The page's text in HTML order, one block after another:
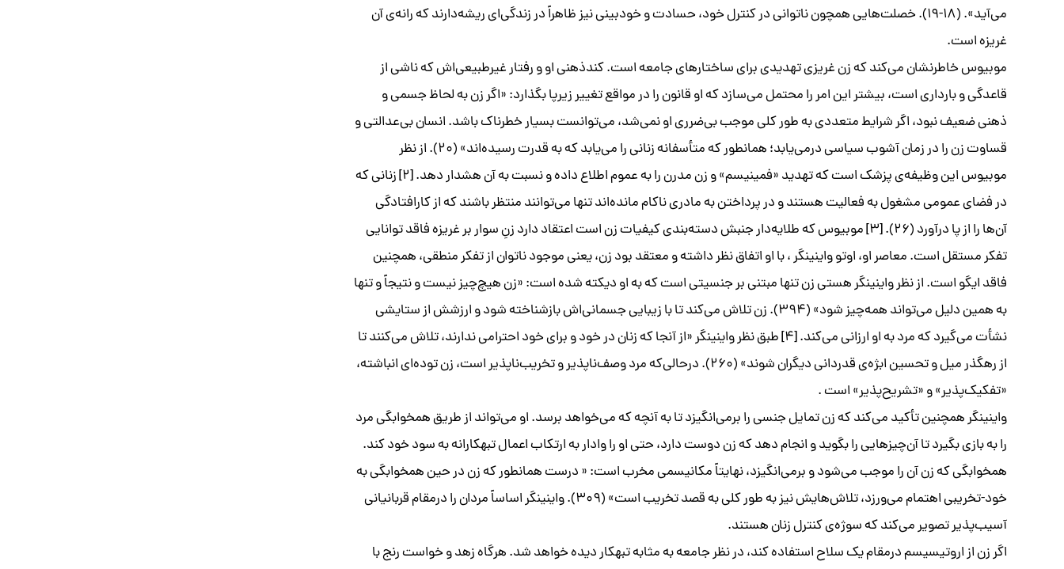
می‌آید». (۱۸-۱۹). خصلت‌هایی همچون ناتوانی در کنترل خود، حسادت و خودبینی نیز ظاهراً در زندگی‌ای ریشه‌دارند که رانه‌ی آن
غریزه است.
موبیوس خاطرنشان می‌کند که زن غریزی تهدیدی برای ساختارهای جامعه است. کندذهنی او و رفتار غیرطبیعی‌اش که ناشی از
قاعدگی و بارداری است، بیشتر این امر را محتمل می‌سازد که او قانون را در مواقع تغییر زیرپا بگذارد: «اگر زن به لحاظ جسمی و
ذهنی ضعیف نبود، اگر شرایط متعددی به طور کلی موجب بی‌ضرری او نمی‌شد، می‌توانست بسیار خطرناک باشد. انسان بی‌عدالتی و
قساوت زن را در زمان آشوب سیاسی درمی‌یابد؛ همانطور که متأسفانه زنانی را می‌یابد که به قدرت رسیده‌اند» (۲۰). از نظر
موبیوس این وظیفه‌ی پزشک است که تهدید «فمینیسم» و زن مدرن را به عموم اطلاع داده و نسبت به آن هشدار دهد. [۲] زنانی که
در فضای عمومی مشغول به فعالیت هستند و در پرداختن به مادری ناکام مانده‌اند تنها می‌توانند منتظر باشند که از کارافتادگی
آن‌ها را از پا درآورد (۲۶). [۳] موبیوس که طلایه‌دار جنبش دسته‌بندی کیفیات زن است اعتقاد دارد زنِ سوار بر غریزه فاقد توانایی
تفکر مستقل است. معاصر او، اوتو واینینگر ، با او اتفاق نظر داشته و معتقد بود زن، یعنی موجود ناتوان از تفکر منطقی، همچنین
فاقد ایگو است. از نظر واینینگر هستی زن تنها مبتنی بر جنسیتی است که به او دیکته شده است: «زن هیچ‌چیز نیست و نتیجاً و تنها
به همین دلیل می‌تواند همه‌چیز شود» (۳۹۴). زن تلاش می‌کند تا با زیبایی جسمانی‌اش بازشناخته شود و ارزشش از ستایشی
نشأت می‌گیرد که مرد به او ارزانی می‌کند. [۴] طبق نظر واینینگر «از آنجا که زنان در خود و برای خود احترامی ندارند، تلاش می‌کنند تا
از رهگذر میل و تحسین ابژه‌ی قدردانی دیگران شوند» (۲۶۰). درحالی‌که مرد وصف‌ناپذیر و تخریب‌ناپذیر است، زن توده‌ای انباشته،
«تفکیک‌پذیر» و «تشریح‌پذیر» است .
واینینگر همچنین تأکید می‌کند که زن تمایل جنسی را برمی‌انگیزد تا به آنچه که می‌خواهد برسد. او می‌تواند از طریق همخوابگی مرد
را به بازی بگیرد تا آن‌چیزهایی را بگوید و انجام دهد که زن دوست دارد، حتی او را وادار به ارتکاب اعمال تبهکارانه به سود خود کند.
همخوابگی که زن آن را موجب می‌شود و برمی‌انگیزد، نهایتاً‌ مکانیسمی مخرب است: « درست همانطور که زن در حین همخوابگی به
خود-تخریبی اهتمام می‌ورزد، تلاش‌هایش نیز به طور کلی به قصد تخریب است» (۳۰۹). واینینگر اساساً مردان را درمقام قربانیانی
آسیب‌پذیر تصویر می‌کند که سوژه‌ی کنترل زنان هستند.
اگر زن از اروتیسیسم درمقام یک سلاح استفاده کند، در نظر جامعه به مثابه تبهکار دیده خواهد شد. هرگاه زهد و خواست رنج با